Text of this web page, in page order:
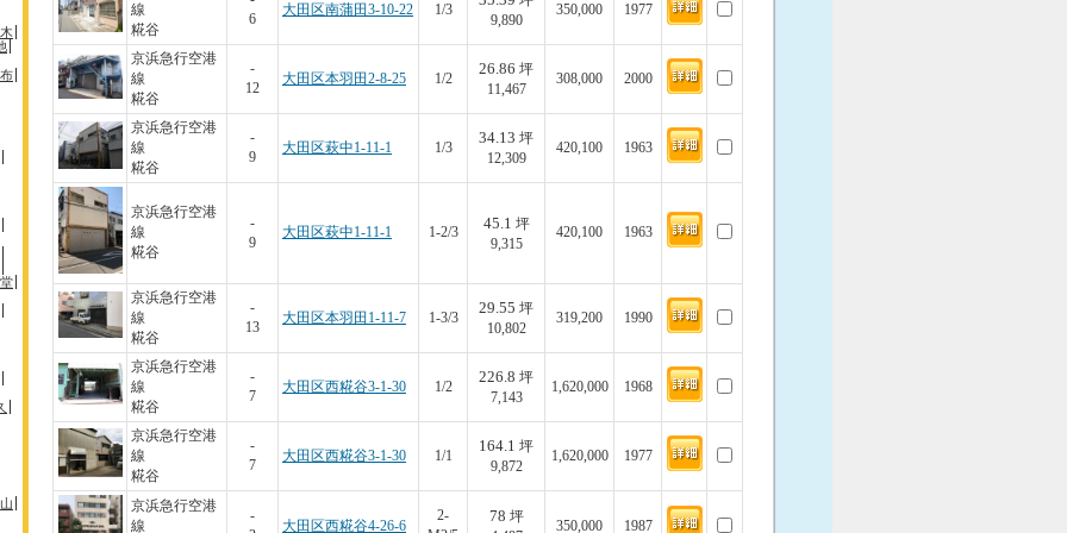
線
糀谷
6
大田区南蒲田3-10-22 1/3
9,890
350,000 1977
京浜急行空港
線
糀谷
-
12
大田区本羽田2-8-25 1/2
26.86 坪
11,467
308,000 2000
京浜急行空港
線
糀谷
-
9
大田区萩中1-11-1 1/3
34.13 坪
12,309
420,100 1963
京浜急行空港
線
糀谷
-
9
大田区萩中1-11-1 1-2/3
45.1 坪
9,315
420,100 1963
京浜急行空港
線
糀谷
-
13
大田区本羽田1-11-7 1-3/3
29.55 坪
10,802
319,200 1990
京浜急行空港
線
糀谷
-
7
大田区西糀谷3-1-30 1/2
226.8 坪
7,143
1,620,000 1968
京浜急行空港
線
糀谷
-
7
大田区西糀谷3-1-30 1/1
164.1 坪
9,872
1,620,000 1977
京浜急行空港
線
-
大田区西糀谷4-26-6
2-
78 坪
350,000 1987